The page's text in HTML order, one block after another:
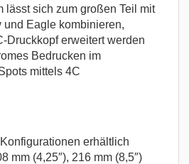
lässt sich zum großen Teil mit
Eagle kombinieren,
Druckkopf erweitert werden
Bedrucken im
mittels 4C
erhältlich
mm (4,25″), 216 mm (8,5″)